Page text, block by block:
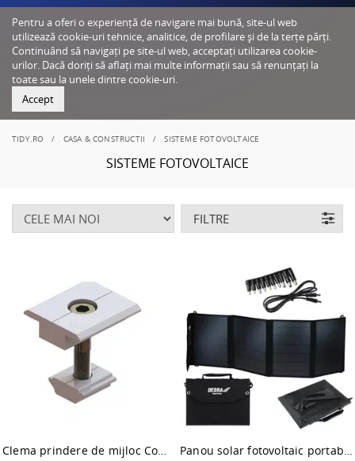
Pentru a oferi o experiență de navigare mai bună, site-ul web
utilizează cookie-uri tehnice, analitice, de profilare și de la terțe părți.
Continuând să navigați pe site-ul web, acceptați utilizarea cookie-
urilor. Dacă doriți să aflați mai multe informații sau să renunțați la
toate sau la unele dintre cookie-uri.
Accept
TIDY.RO CASA & CONSTRUCTII SISTEME FOTOVOLTAICE
SISTEME FOTOVOLTAICE
FILTRE